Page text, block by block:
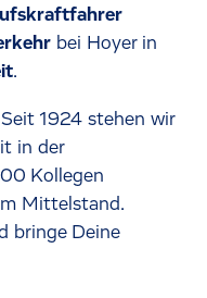
bei Hoyer in
.
Seit 1924 stehen wir
in der
Kollegen
Mittelstand.
bringe Deine